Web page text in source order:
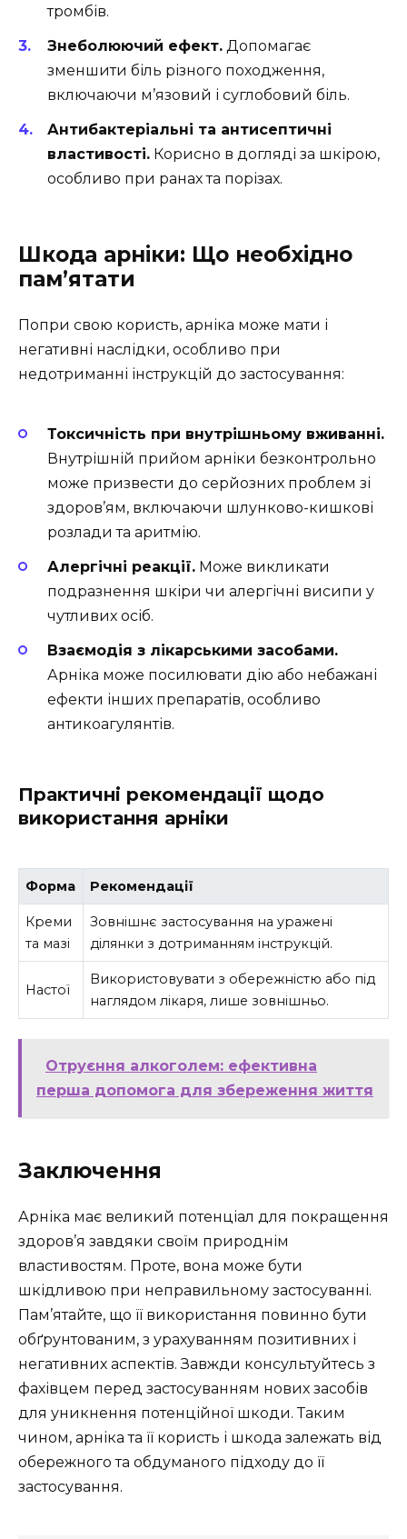
тромбів.
Знеболюючий ефект. Допомагає
зменшити біль різного походження,
включаючи м’язовий і суглобовий біль.
Антибактеріальні та антисептичні
властивості. Корисно в догляді за шкірою,
особливо при ранах та порізах.
Шкода арніки: Що необхідно
пам’ятати
Попри свою користь, арніка може мати і
негативні наслідки, особливо при
недотриманні інструкцій до застосування:
Токсичність при внутрішньому вживанні.
Внутрішній прийом арніки безконтрольно
може призвести до серйозних проблем зі
здоров’ям, включаючи шлунково-кишкові
розлади та аритмію.
Алергічні реакції. Може викликати
подразнення шкіри чи алергічні висипи у
чутливих осіб.
Взаємодія з лікарськими засобами.
Арніка може посилювати дію або небажані
ефекти інших препаратів, особливо
антикоагулянтів.
Практичні рекомендації щодо
використання арніки
Форма Рекомендації
Креми
та мазі
Зовнішнє застосування на уражені
ділянки з дотриманням інструкцій.
Настої
Використовувати з обережністю або під
наглядом лікаря, лише зовнішньо.
Отруєння алкоголем: ефективна
перша допомога для збереження життя
Заключення
Арніка має великий потенціал для покращення
здоров’я завдяки своїм природнім
властивостям. Проте, вона може бути
шкідливою при неправильному застосуванні.
Пам’ятайте, що її використання повинно бути
обґрунтованим, з урахуванням позитивних і
негативних аспектів. Завжди консультуйтесь з
фахівцем перед застосуванням нових засобів
для уникнення потенційної шкоди. Таким
чином, арніка та її користь і шкода залежать від
обережного та обдуманого підходу до її
застосування.